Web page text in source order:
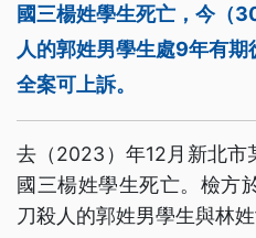
國三楊姓學生死亡，今（
人的郭姓男學生處9年有期
全案可上訴。
去（2023）年12月新北市
國三楊姓學生死亡。檢方
刀殺人的郭姓男學生與林姓